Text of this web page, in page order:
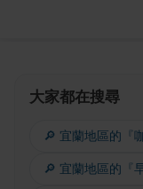
大家都在搜尋
🔎 宜蘭地區的『
🔎 宜蘭地區的『